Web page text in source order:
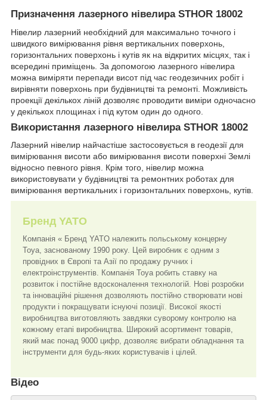
Призначення лазерного нівелира STHOR 18002
Нівелир лазерний необхідний для максимально точного і
швидкого вимірювання рівня вертикальних поверхонь,
горизонтальних поверхонь і кутів як на відкритих місцях, так і
всередині приміщень. За допомогою лазерного нівелира
можна виміряти перепади висот під час геодезичних робіт і
вирівняти поверхонь при будівництві та ремонті. Можливість
проекції декількох ліній дозволяє проводити виміри одночасно
у декількох площинах і під кутом один до одного.
Використання лазерного нівелира STHOR 18002
Лазерний нівелир найчастіше застосовується в геодезії для
вимірювання висоти або вимірювання висоти поверхні Землі
відносно певного рівня. Крім того, нівелир можна
використовувати у будівництві та ремонтних роботах для
вимірювання вертикальних і горизонтальних поверхонь, кутів.
Бренд YATO
Компанія « Бренд YATO належить польському концерну
Toya, заснованому 1990 року. Цей виробник є одним з
провідних в Європі та Азії по продажу ручних і
електроінструментів. Компанія Toya робить ставку на
розвиток і постійне вдосконалення технологій. Нові розробки
та інноваційні рішення дозволяють постійно створювати нові
продукти і покращувати існуючі позиції. Високої якості
виробництва виготовляють завдяки суворому контролю на
кожному етапі виробництва. Широкий асортимент товарів,
який має понад 9000 цифр, дозволяє вибрати обладнання та
інструменти для будь-яких користувачів і цілей.
Відео